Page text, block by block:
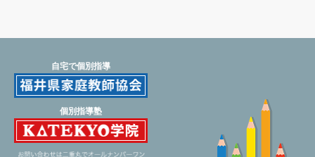
自宅で個別指導
個別指導塾